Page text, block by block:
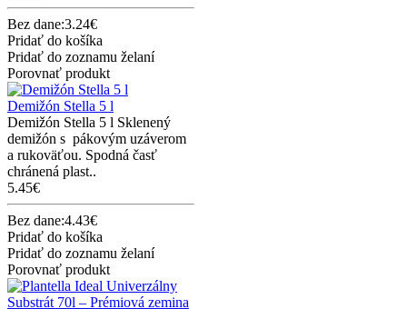
Bez dane:3.24€
Pridať do košíka
Pridať do zoznamu želaní
Porovnať produkt
Demižón Stella 5 l
Demižón Stella 5 l Sklenený
demižón s pákovým uzáverom
a rukoväťou. Spodná časť
chránená plast..
5.45€
Bez dane:4.43€
Pridať do košíka
Pridať do zoznamu želaní
Porovnať produkt